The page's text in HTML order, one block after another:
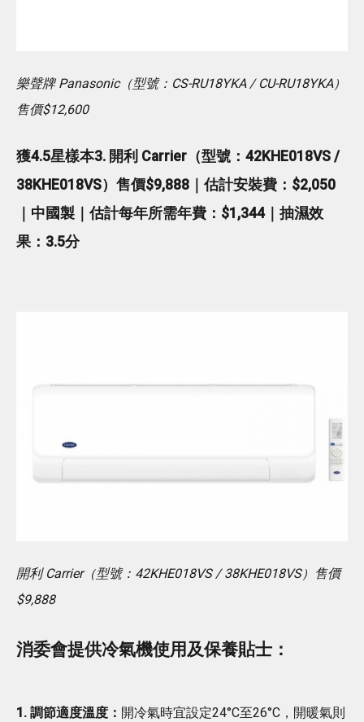
樂聲牌 Panasonic（型號：CS-RU18YKA / CU-RU18YKA）
售價$12,600
獲4.5星樣本3. 開利 Carrier（型號：42KHE018VS /
38KHE018VS）售價$9,888｜估計安裝費：$2,050
｜中國製｜估計每年所需年費：$1,344｜抽濕效
果：3.5分
開利 Carrier（型號：42KHE018VS / 38KHE018VS）售價
$9,888
消委會提供冷氣機使用及保養貼士：
1. 調節適度溫度： 開冷氣時宜設定24°C至26°C，開暖氣則